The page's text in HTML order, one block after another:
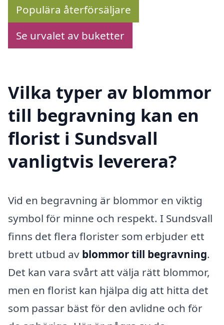
Populära återförsäljare
Se urvalet av buketter
Vilka typer av blommor
till begravning kan en
florist i Sundsvall
vanligtvis leverera?
Vid en begravning är blommor en viktig
symbol för minne och respekt. I Sundsvall
finns det flera florister som erbjuder ett
brett utbud av blommor till begravning.
Det kan vara svårt att välja rätt blommor,
men en florist kan hjälpa dig att hitta det
som passar bäst för den avlidne och för